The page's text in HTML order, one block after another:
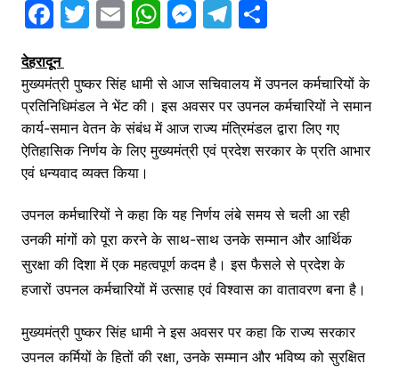
F
c
e
b
o
o
k
T
itt
er
E
ai
l
W
at
s
A
p
M
s
s
e
n
er
T
e
gr
a
m
S
ar
e
देहरादून
मुख्यमंत्री पुष्कर सिंह धामी से आज सचिवालय में उपनल कर्मचारियों के
प्रतिनिधिमंडल ने भेंट की। इस अवसर पर उपनल कर्मचारियों ने समान
कार्य-समान वेतन के संबंध में आज राज्य मंत्रिमंडल द्वारा लिए गए
ऐतिहासिक निर्णय के लिए मुख्यमंत्री एवं प्रदेश सरकार के प्रति आभार
एवं धन्यवाद व्यक्त किया।
उपनल कर्मचारियों ने कहा कि यह निर्णय लंबे समय से चली आ रही
उनकी मांगों को पूरा करने के साथ-साथ उनके सम्मान और आर्थिक
सुरक्षा की दिशा में एक महत्वपूर्ण कदम है। इस फैसले से प्रदेश के
हजारों उपनल कर्मचारियों में उत्साह एवं विश्वास का वातावरण बना है।
मुख्यमंत्री पुष्कर सिंह धामी ने इस अवसर पर कहा कि राज्य सरकार
उपनल कर्मियों के हितों की रक्षा, उनके सम्मान और भविष्य को सुरक्षित